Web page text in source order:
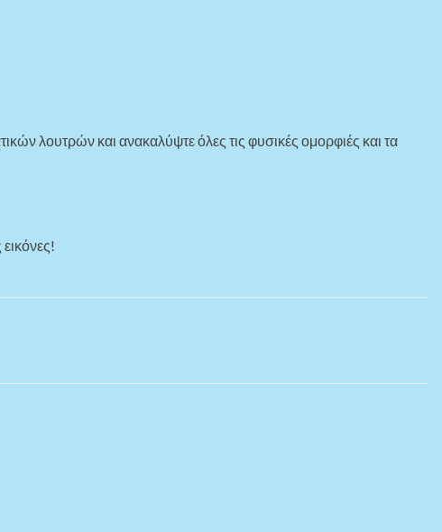
λουτρών και ανακαλύψτε όλες τις φυσικές ομορφιές και τα